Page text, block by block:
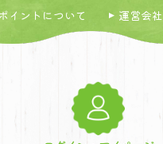
イントについて 運営会社